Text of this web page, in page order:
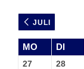
JULI
MO DI
27 28